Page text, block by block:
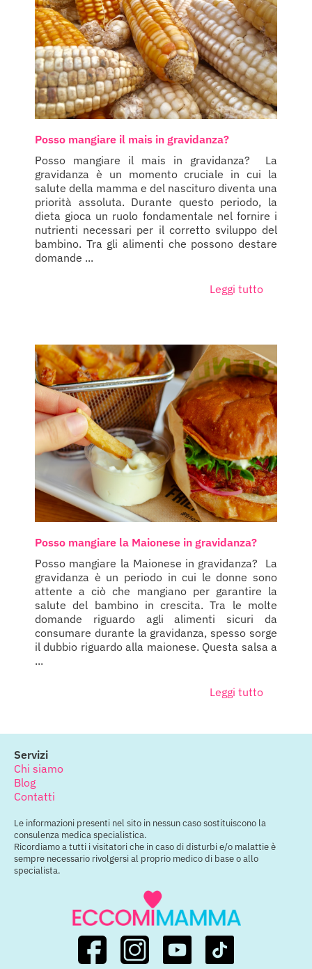
Posso mangiare il mais in gravidanza?
Posso mangiare il mais in gravidanza? La
gravidanza è un momento cruciale in cui la
salute della mamma e del nascituro diventa una
priorità assoluta. Durante questo periodo, la
dieta gioca un ruolo fondamentale nel fornire i
nutrienti necessari per il corretto sviluppo del
bambino. Tra gli alimenti che possono destare
domande ...
Leggi tutto
Posso mangiare la Maionese in gravidanza?
Posso mangiare la Maionese in gravidanza? La
gravidanza è un periodo in cui le donne sono
attente a ciò che mangiano per garantire la
salute del bambino in crescita. Tra le molte
domande riguardo agli alimenti sicuri da
consumare durante la gravidanza, spesso sorge
il dubbio riguardo alla maionese. Questa salsa a
...
Leggi tutto
Servizi
Chi siamo
Blog
Contatti
Le informazioni presenti nel sito in nessun caso sostituiscono la
consulenza medica specialistica.
Ricordiamo a tutti i visitatori che in caso di disturbi e/o malattie è
sempre necessario rivolgersi al proprio medico di base o allo
specialista.